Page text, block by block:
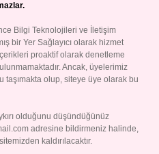
Bilgi Teknolojileri ve İletişim
bir Yer Sağlayıcı olarak hizmet
proaktif olarak denetleme
Ancak, üyelerimiz
taşımakta olup, siteye üye olarak bu
olduğunu düşündüğünüz
adresine bildirmeniz halinde,
kaldırılacaktır.